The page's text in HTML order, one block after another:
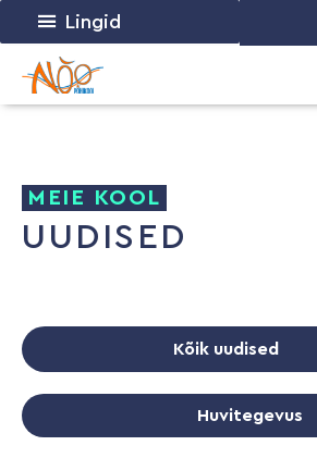
Lingid
MEIE KOOL
UUDISED
Kõik uudised
Huvitegevus